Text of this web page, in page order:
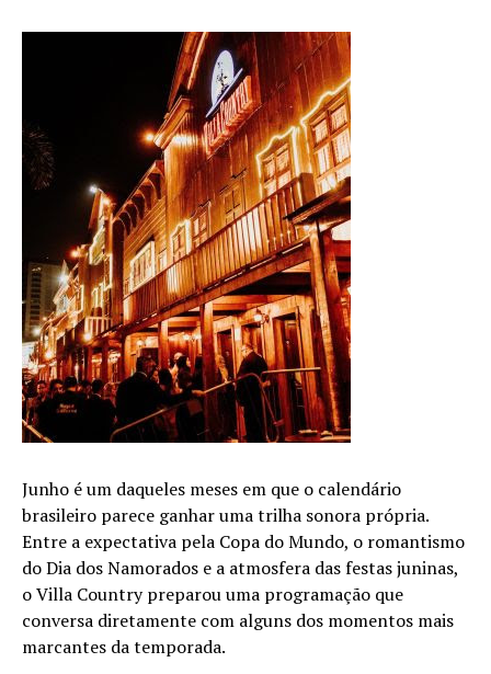
Junho é um daqueles meses em que o calendário
brasileiro parece ganhar uma trilha sonora própria.
Entre a expectativa pela Copa do Mundo, o romantismo
do Dia dos Namorados e a atmosfera das festas juninas,
o Villa Country preparou uma programação que
conversa diretamente com alguns dos momentos mais
marcantes da temporada.